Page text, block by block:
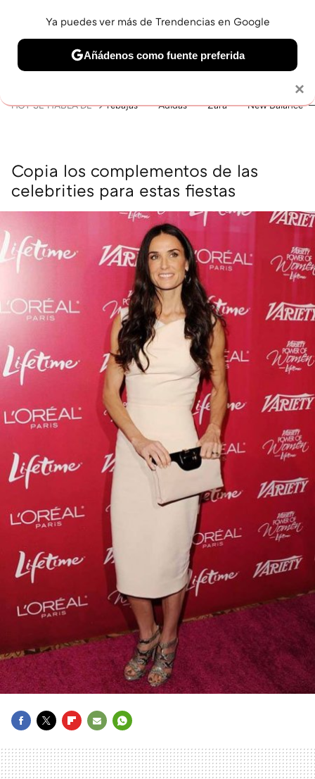
BELLEZA SHOPPING VIAJES GASTRO SNEAKERS
HOY SE HABLA DE rebajas Adidas Zara New Balance
Copia los complementos de las
celebrities para estas fiestas
MAIL
×
Ya puedes ver más de Trendencias en Google
Añádenos como fuente preferida